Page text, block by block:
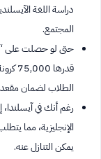
دراسة اللغة
المجتمع.
حتى لو حصلت على
الطلاب لضمان
رغم أنك في آيسلندا،
يمكن التنازل عنه.